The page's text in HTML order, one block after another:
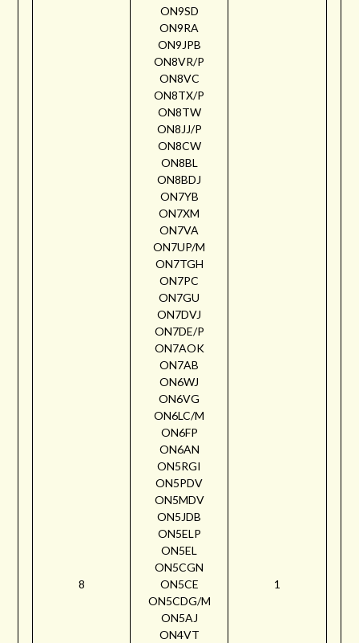
8
ON9SD
ON9RA
ON9JPB
ON8VR/P
ON8VC
ON8TX/P
ON8TW
ON8JJ/P
ON8CW
ON8BL
ON8BDJ
ON7YB
ON7XM
ON7VA
ON7UP/M
ON7TGH
ON7PC
ON7GU
ON7DVJ
ON7DE/P
ON7AOK
ON7AB
ON6WJ
ON6VG
ON6LC/M
ON6FP
ON6AN
ON5RGI
ON5PDV
ON5MDV
ON5JDB
ON5ELP
ON5EL
ON5CGN
ON5CE
ON5CDG/M
ON5AJ
ON4VT
1